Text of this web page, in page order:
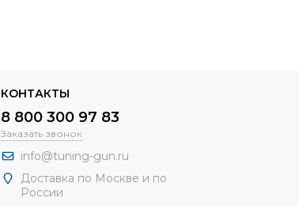
КОНТАКТЫ
8 800 300 97 83
Заказать звонок
info@tuning-gun.ru
Доставка по Москве и по
России